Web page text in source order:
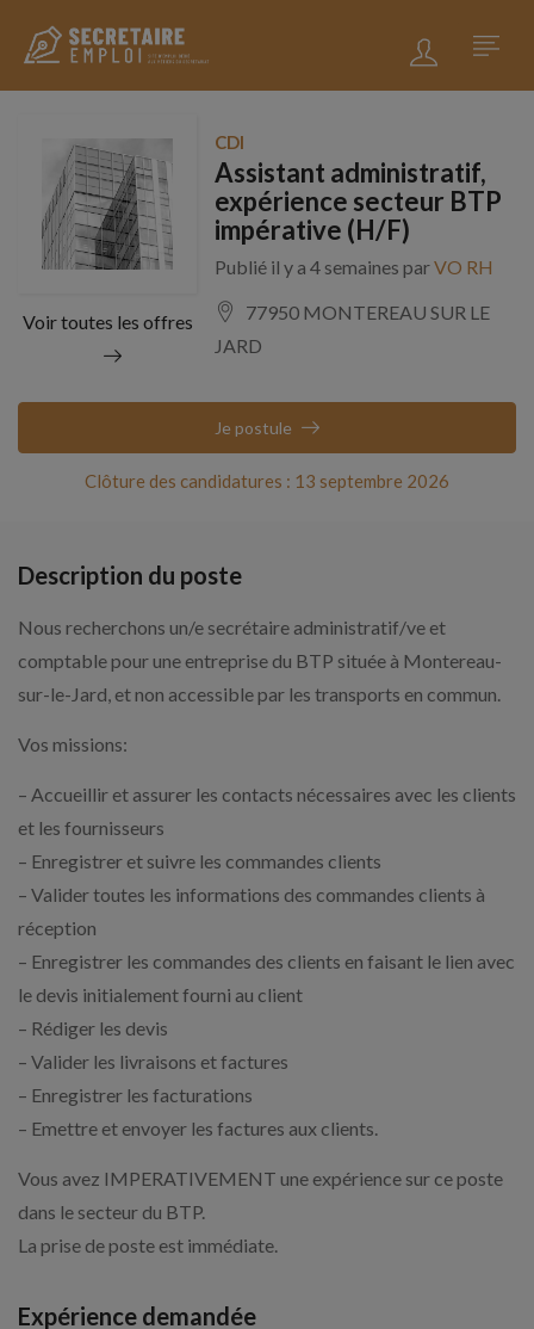
Voir toutes les offres
CDI
Assistant administratif,
expérience secteur BTP
impérative (H/F)
Publié il y a 4 semaines parVO RH
77950 MONTEREAU SUR LE
JARD
Clôture des candidatures : 13 septembre 2026
Je postule
Description du poste
Nous recherchons un/e secrétaire administratif/ve et
comptable pour une entreprise du BTP située à Montereau-
sur-le-Jard, et non accessible par les transports en commun.
Vos missions:
– Accueillir et assurer les contacts nécessaires avec les clients
et les fournisseurs
– Enregistrer et suivre les commandes clients
– Valider toutes les informations des commandes clients à
réception
– Enregistrer les commandes des clients en faisant le lien avec
le devis initialement fourni au client
– Rédiger les devis
– Valider les livraisons et factures
– Enregistrer les facturations
– Emettre et envoyer les factures aux clients.
Vous avez IMPERATIVEMENT une expérience sur ce poste
dans le secteur du BTP.
La prise de poste est immédiate.
Expérience demandée